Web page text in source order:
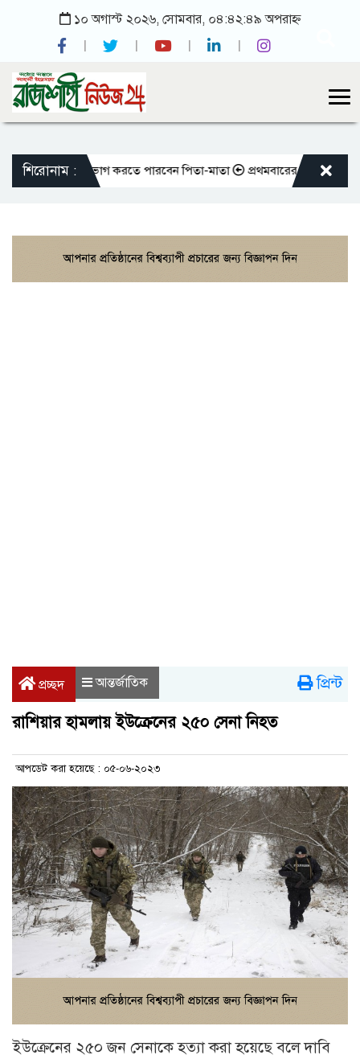
১০ অগাস্ট ২০২৬, সোমবার, ০৪:৪২:৪৯ অপরাহ্ন
শিরোনাম :
আজীবন ভোগ করতে পারবেন পিতা-মাতা প্রথমবারের মতো এমপিওভুক্ত
প্রচ্ছদ আন্তর্জাতিক প্রিন্ট
রাশিয়ার হামলায় ইউক্রেনের ২৫০ সেনা নিহত
আপডেট করা হয়েছে : ০৫-০৬-২০২৩
ইউক্রেনের ২৫০ জন সেনাকে হত্যা করা হয়েছে বলে দাবি